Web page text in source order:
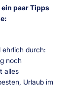
ein paar Tipps
ehrlich durch:
noch
alles
Urlaub im